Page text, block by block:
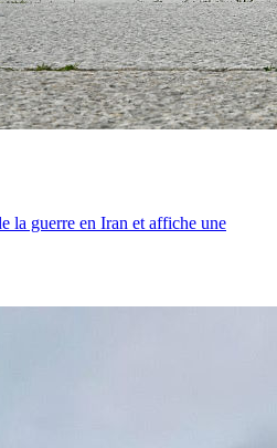
la guerre en Iran et affiche une